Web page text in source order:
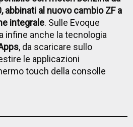
abbinati al nuovo cambio ZF a
integrale. Sulle Evoque
infine anche la tecnologia
, da scaricare sullo
le applicazioni
touch della consolle